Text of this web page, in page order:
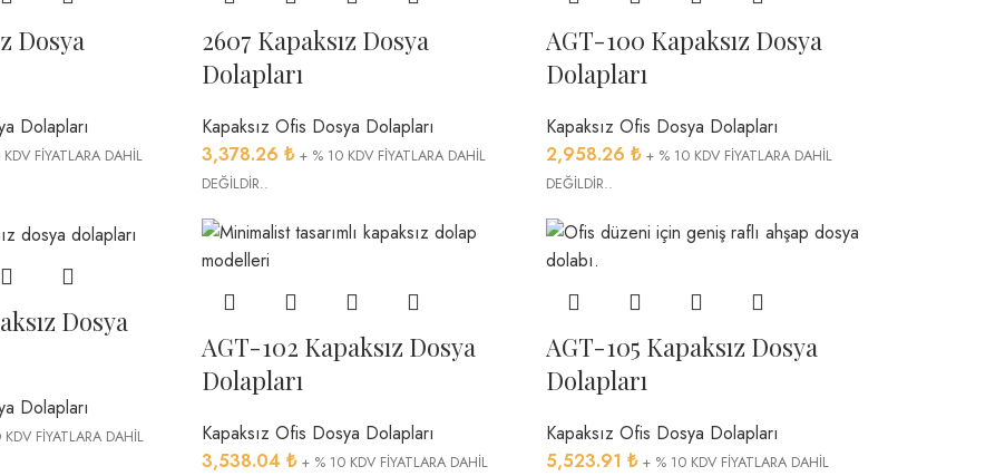
Dosya
Dolapları
FİYATLARA DAHİL
2607 Kapaksız Dosya
Dolapları
Kapaksız Ofis Dosya Dolapları
3,378.26 ₺ + % 10 KDV FİYATLARA DAHİL
DEĞİLDİR..
AGT-100 Kapaksız Dosya
Dolapları
Kapaksız Ofis Dosya Dolapları
2,958.26₺ + % 10 KDV FİYATLARA DAHİL
DEĞİLDİR..
Dosya
Dolapları
FİYATLARA DAHİL
AGT-102 Kapaksız Dosya
Dolapları
Kapaksız Ofis Dosya Dolapları
3,538.04 ₺ + % 10 KDV FİYATLARA DAHİL
AGT-105 Kapaksız Dosya
Dolapları
Kapaksız Ofis Dosya Dolapları
5,523.91₺ + % 10 KDV FİYATLARA DAHİL